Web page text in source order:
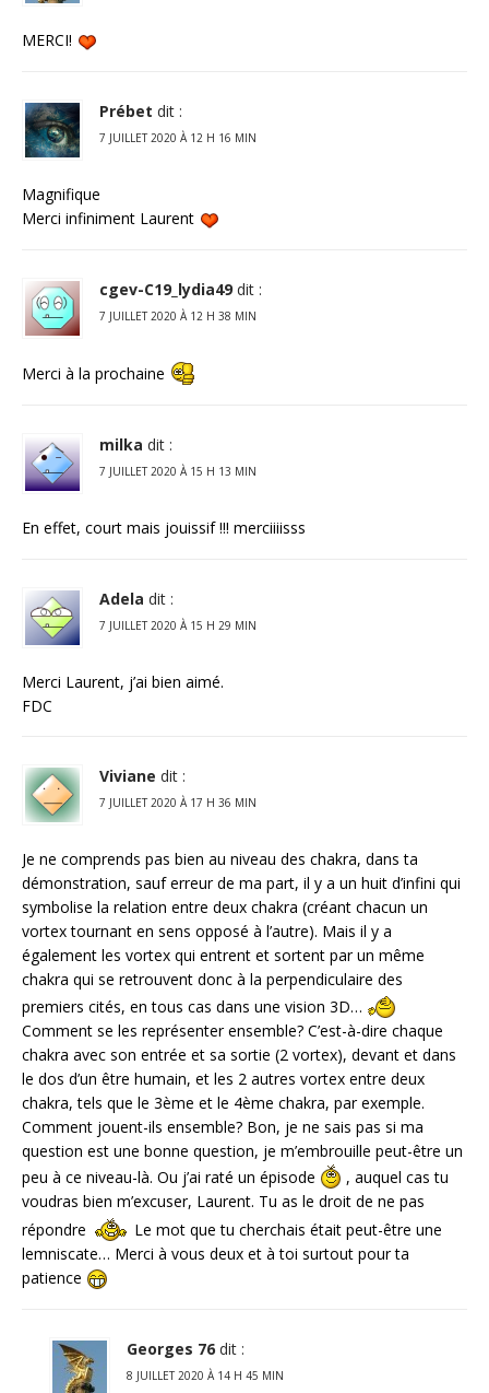
MERCI!
Prébet dit :
7 JUILLET 2020 À 12 H 16 MIN
Magnifique
Merci infiniment Laurent
cgev-C19_lydia49 dit :
7 JUILLET 2020 À 12 H 38 MIN
Merci à la prochaine
milka dit :
7 JUILLET 2020 À 15 H 13 MIN
En effet, court mais jouissif !!! merciiiisss
Adela dit :
7 JUILLET 2020 À 15 H 29 MIN
Merci Laurent, j’ai bien aimé.
FDC
Viviane dit :
7 JUILLET 2020 À 17 H 36 MIN
Je ne comprends pas bien au niveau des chakra, dans ta
démonstration, sauf erreur de ma part, il y a un huit d’infini qui
symbolise la relation entre deux chakra (créant chacun un
vortex tournant en sens opposé à l’autre). Mais il y a
également les vortex qui entrent et sortent par un même
chakra qui se retrouvent donc à la perpendiculaire des
premiers cités, en tous cas dans une vision 3D…
Comment se les représenter ensemble? C’est-à-dire chaque
chakra avec son entrée et sa sortie (2 vortex), devant et dans
le dos d’un être humain, et les 2 autres vortex entre deux
chakra, tels que le 3ème et le 4ème chakra, par exemple.
Comment jouent-ils ensemble? Bon, je ne sais pas si ma
question est une bonne question, je m’embrouille peut-être un
peu à ce niveau-là. Ou j’ai raté un épisode
, auquel cas tu
voudras bien m’excuser, Laurent. Tu as le droit de ne pas
répondre
Le mot que tu cherchais était peut-être une
lemniscate… Merci à vous deux et à toi surtout pour ta
patience
Georges 76 dit :
8 JUILLET 2020 À 14 H 45 MIN